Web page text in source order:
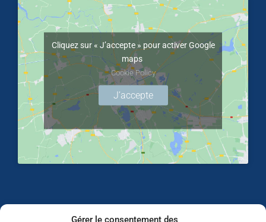
Gérer le consentement des
Cliquez sur « J’accepte » pour activer Google
maps
Cookie Policy
J’accepte